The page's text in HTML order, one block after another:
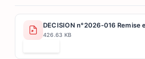
DECISION n°2026-016
426.63 KB